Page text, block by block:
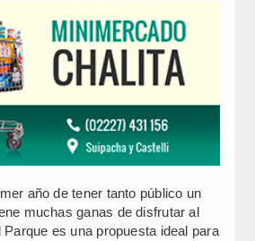
año de tener tanto público un
muchas ganas de disfrutar al
es una propuesta ideal para